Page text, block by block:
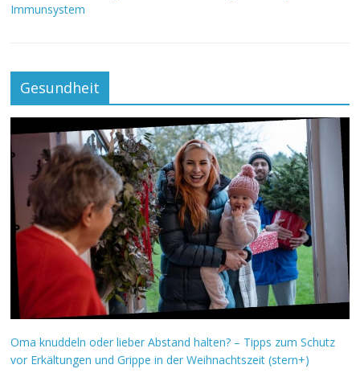
Immunsystem
Gesundheit
Oma knuddeln oder lieber Abstand halten? – Tipps zum Schutz
vor Erkältungen und Grippe in der Weihnachtszeit (stern+)